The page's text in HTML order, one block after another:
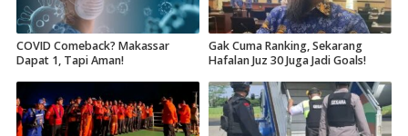
COVID Comeback? Makassar
Dapat 1, Tapi Aman!
Gak Cuma Ranking, Sekarang
Hafalan Juz 30 Juga Jadi Goals!